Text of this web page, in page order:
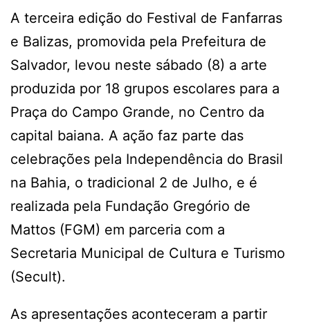
A terceira edição do Festival de Fanfarras
e Balizas, promovida pela Prefeitura de
Salvador, levou neste sábado (8) a arte
produzida por 18 grupos escolares para a
Praça do Campo Grande, no Centro da
capital baiana. A ação faz parte das
celebrações pela Independência do Brasil
na Bahia, o tradicional 2 de Julho, e é
realizada pela Fundação Gregório de
Mattos (FGM) em parceria com a
Secretaria Municipal de Cultura e Turismo
(Secult).
As apresentações aconteceram a partir